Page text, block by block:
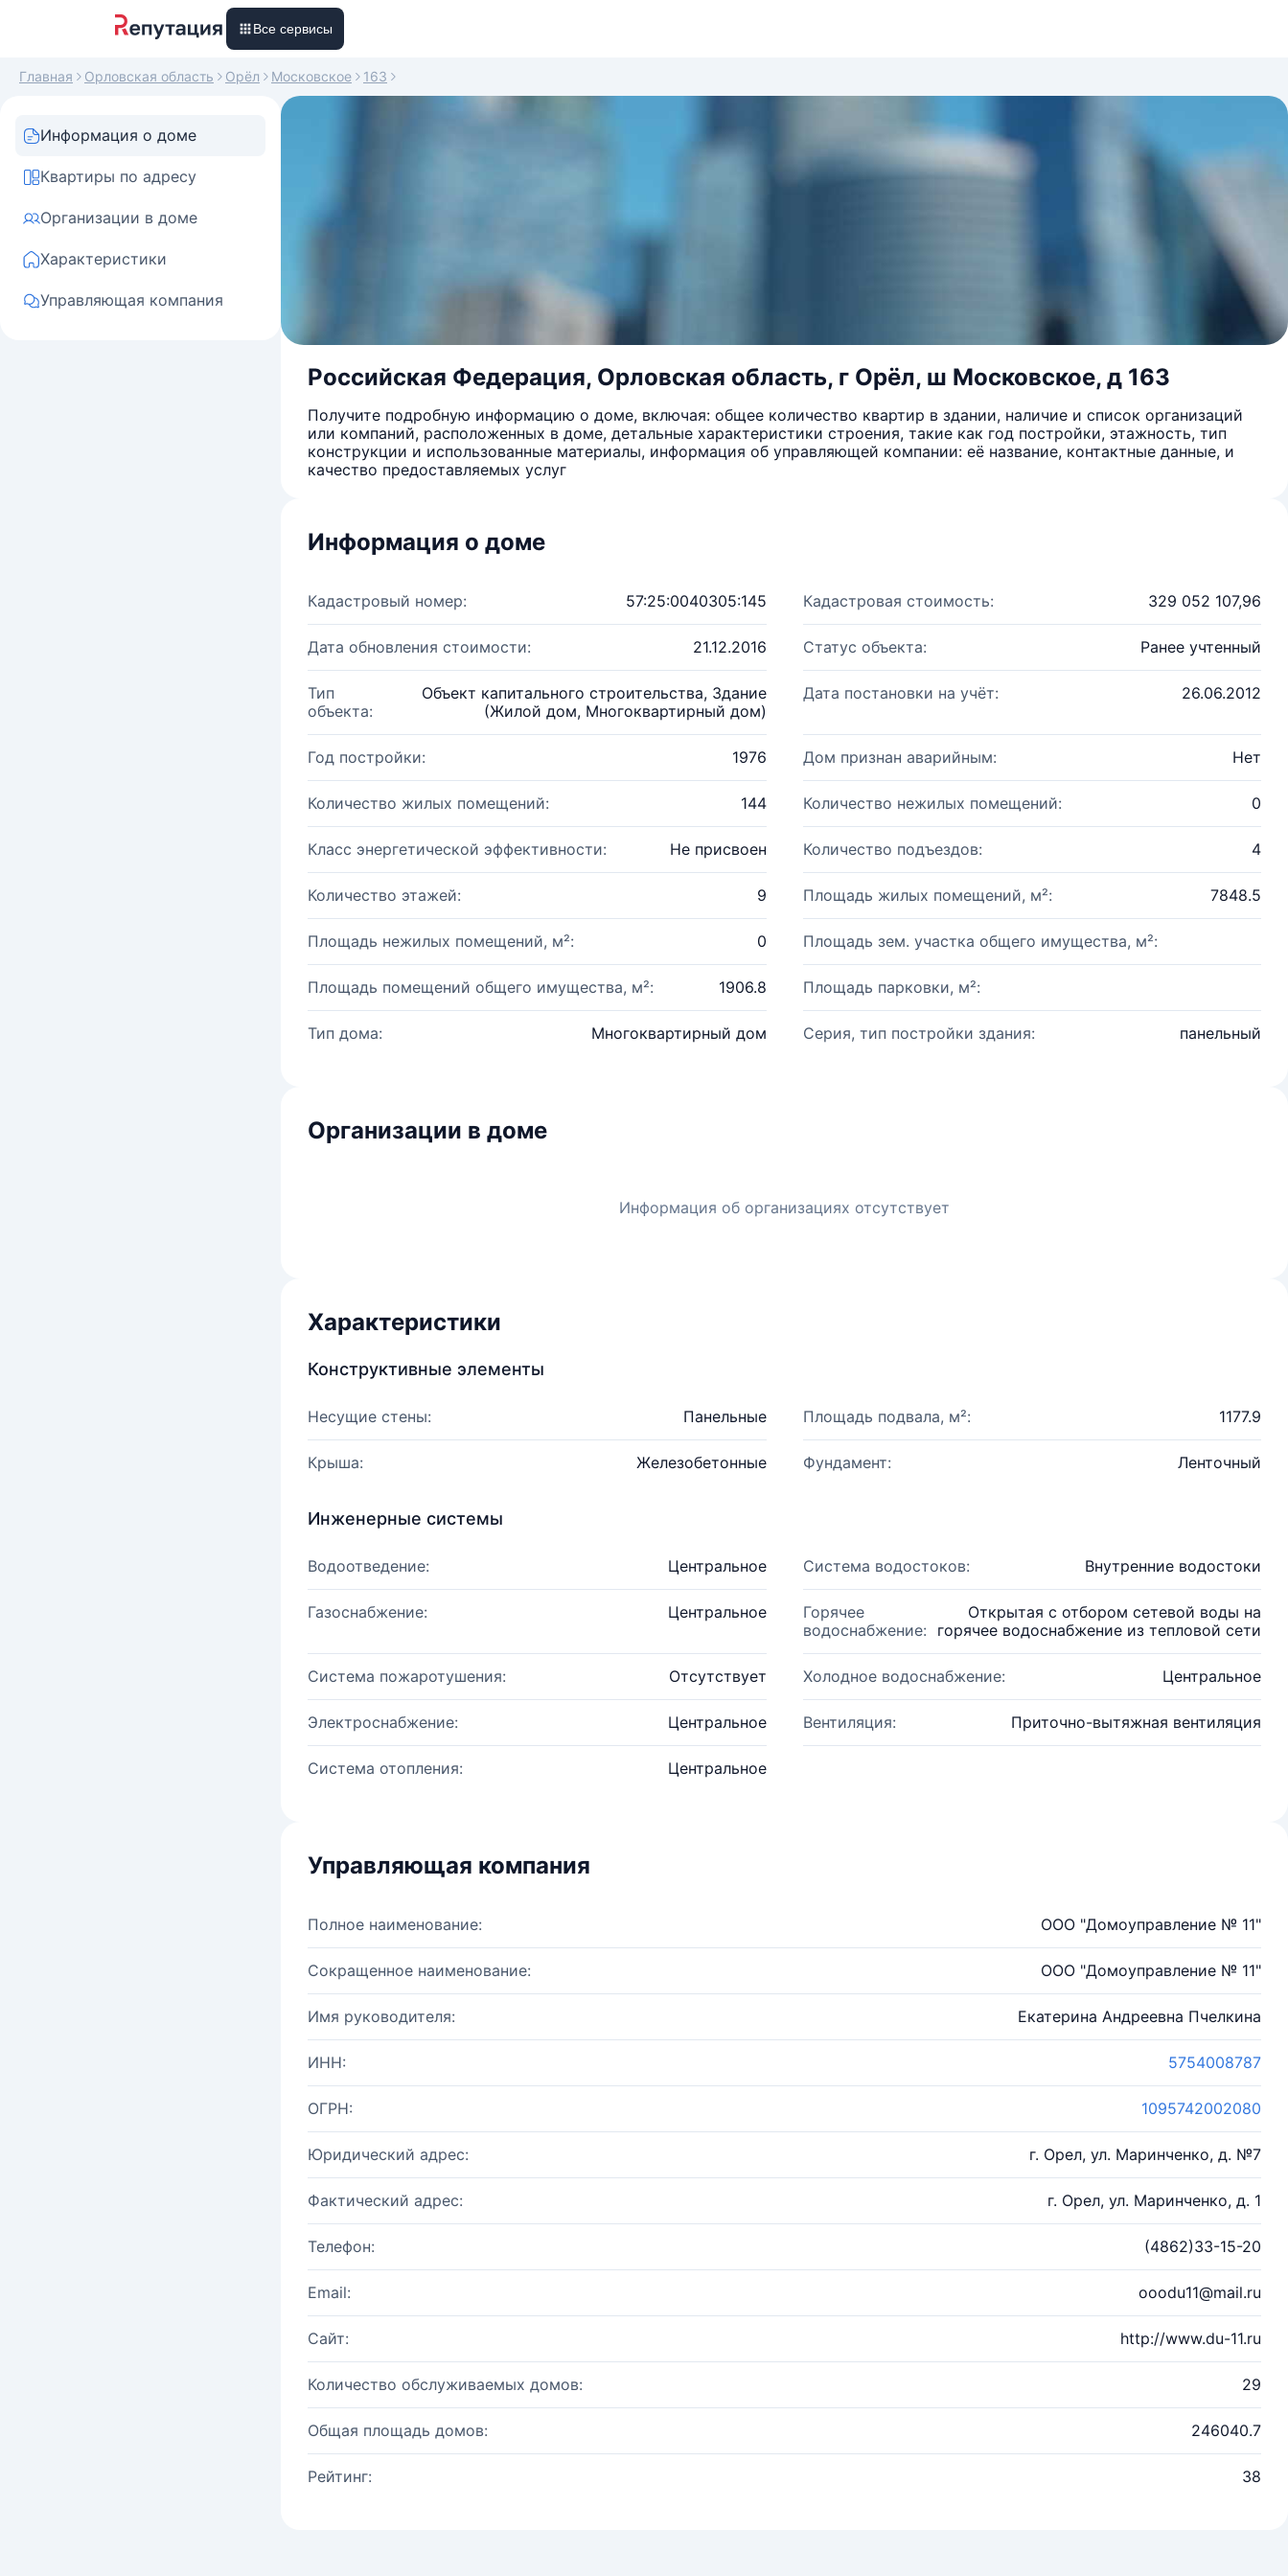
Все сервисы
Главная Орловская область Орёл Московское 163
Информация о доме
Квартиры по адресу
Организации в доме
Характеристики
Управляющая компания
Российская Федерация, Орловская область, г Орёл, ш Московское, д 163
Получите подробную информацию о доме, включая: общее количество квартир в здании, наличие и список организаций
или компаний, расположенных в доме, детальные характеристики строения, такие как год постройки, этажность, тип
конструкции и использованные материалы, информация об управляющей компании: её название, контактные данные, и
качество предоставляемых услуг
Информация о доме
Кадастровый номер: 57:25:0040305:145 Кадастровая стоимость: 329 052 107,96
Дата обновления стоимости: 21.12.2016 Статус объекта: Ранее учтенный
Тип
объекта:
Объект капитального строительства, Здание
(Жилой дом, Многоквартирный дом)
Дата постановки на учёт: 26.06.2012
Год постройки: 1976 Дом признан аварийным: Нет
Количество жилых помещений: 144 Количество нежилых помещений: 0
Класс энергетической эффективности: Не присвоен Количество подъездов: 4
Количество этажей: 9 Площадь жилых помещений, м²: 7848.5
Площадь нежилых помещений, м²: 0 Площадь зем. участка общего имущества, м²:
Площадь помещений общего имущества, м²: 1906.8 Площадь парковки, м²:
Тип дома: Многоквартирный дом Серия, тип постройки здания: панельный
Организации в доме
Информация об организациях отсутствует
Характеристики
Конструктивные элементы
Несущие стены: Панельные Площадь подвала, м²: 1177.9
Крыша: Железобетонные Фундамент: Ленточный
Инженерные системы
Водоотведение: Центральное Система водостоков: Внутренние водостоки
Газоснабжение: Центральное
Горячее
водоснабжение:
Открытая с отбором сетевой воды на
горячее водоснабжение из тепловой сети
Система пожаротушения: Отсутствует Холодное водоснабжение: Центральное
Электроснабжение: Центральное Вентиляция: Приточно-вытяжная вентиляция
Система отопления: Центральное
Управляющая компания
Полное наименование: ООО "Домоуправление № 11"
Сокращенное наименование: ООО "Домоуправление № 11"
Имя руководителя: Екатерина Андреевна Пчелкина
ИНН: 5754008787
ОГРН: 1095742002080
Юридический адрес: г. Орел, ул. Маринченко, д. №7
Фактический адрес: г. Орел, ул. Маринченко, д. 1
Телефон: (4862)33-15-20
Email: ooodu11@mail.ru
Сайт: http://www.du-11.ru
Количество обслуживаемых домов: 29
Общая площадь домов: 246040.7
Рейтинг: 38